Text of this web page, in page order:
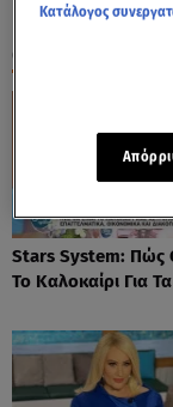
ΟΛΑ ΤΑ ΒΙΝΤΕΟ
Stars System: Πώς
Το Καλοκαίρι Για
Κατάλογος